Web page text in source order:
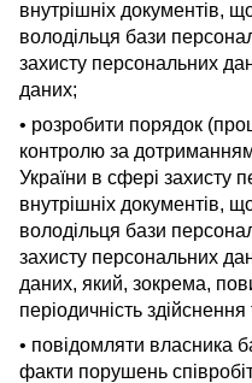
внутрішніх документів,
володільця бази
захисту персональних
даних;
• розробити порядок
контролю за
України в сфері захисту
внутрішніх документів,
володільця бази
захисту персональних
даних, який, зокрема,
періодичність
• повідомляти власника
факти порушень